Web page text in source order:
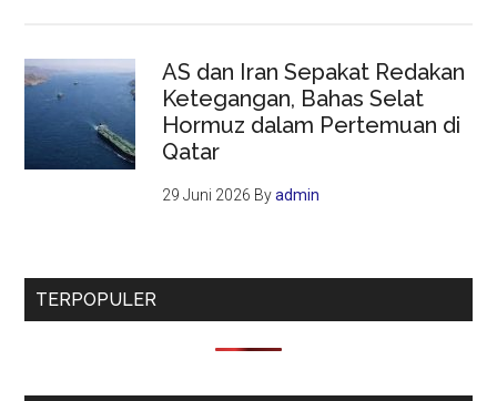
AS dan Iran Sepakat Redakan
Ketegangan, Bahas Selat
Hormuz dalam Pertemuan di
Qatar
29 Juni 2026 Byadmin
TERPOPULER